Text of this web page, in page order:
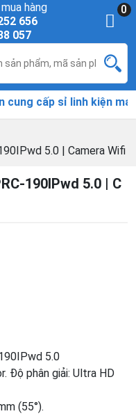
hàng
656
057
0
cung cấp sỉ linh kiện
5.0 | Camera Wifi
190IPwd 5.0 | C
5.0
Độ phân giải: Ultra HD
(55°).